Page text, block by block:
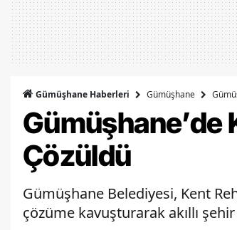
Gümüşhane Haberleri Gümüşhane
Gümüşhane’de
Çözüldü
Gümüşhane Belediyesi, Kent
çözüme kavuşturarak akıllı